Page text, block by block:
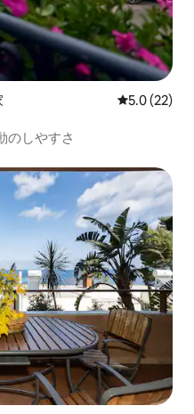
レビュー22
5.0 (22)
のしやすさ